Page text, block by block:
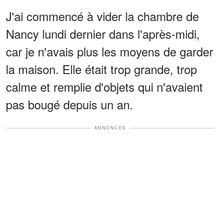
J'ai commencé à vider la chambre de
Nancy lundi dernier dans l'après-midi,
car je n'avais plus les moyens de garder
la maison. Elle était trop grande, trop
calme et remplie d'objets qui n'avaient
pas bougé depuis un an.
ANNONCES